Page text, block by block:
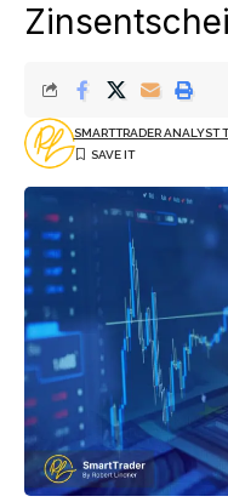
SMARTTRADER ANALYST